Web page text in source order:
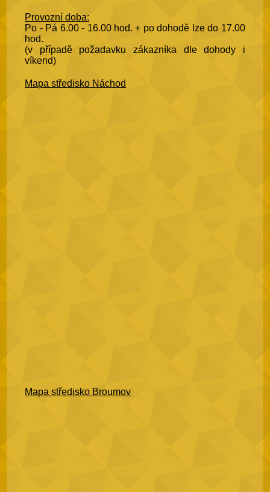
Provozní doba:
Po - Pá 6.00 - 16.00 hod. + po dohodě lze do 17.00
hod.
(v případě požadavku zákazníka dle dohody i
víkend)
Mapa středisko Náchod
Mapa středisko Broumov